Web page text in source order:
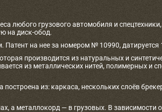
любого грузового автомобиля и
на диск-обод.
на нее за номером № 10990, датируется
производится из натуральных и
из металлических нитей, полимерных и
из: каркаса, нескольких слоёв
а металлокорд — в грузовых. В зависимости